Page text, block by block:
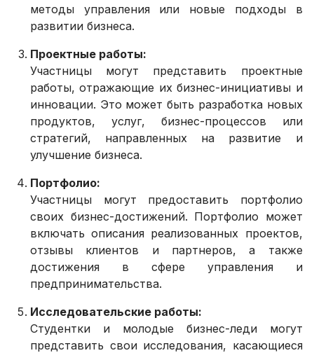
методы управления или новые подходы в
развитии бизнеса.
Проектные работы:
Участницы могут представить проектные
работы, отражающие их бизнес-инициативы и
инновации. Это может быть разработка новых
продуктов, услуг, бизнес-процессов или
стратегий, направленных на развитие и
улучшение бизнеса.
Портфолио:
Участницы могут предоставить портфолио
своих бизнес-достижений. Портфолио может
включать описания реализованных проектов,
отзывы клиентов и партнеров, а также
достижения в сфере управления и
предпринимательства.
Исследовательские работы:
Студентки и молодые бизнес-леди могут
представить свои исследования, касающиеся